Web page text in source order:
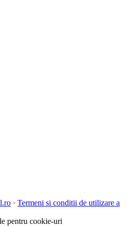
· Termeni si conditii de utilizare a
pentru cookie-uri